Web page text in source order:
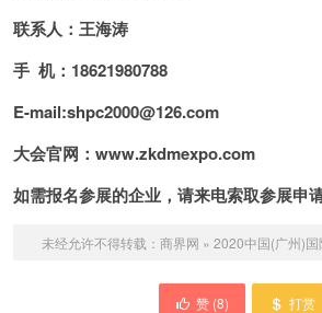
联系人：王海涛
手 机：18621980788
E-mail:shpc2000@126.com
大会官网： www.zkdmexpo.com
如需报名参展的企业，请来电索取参展申
未经允许不得转载： 商界网 » 2020中国(广州)
赞 (8) 打赏